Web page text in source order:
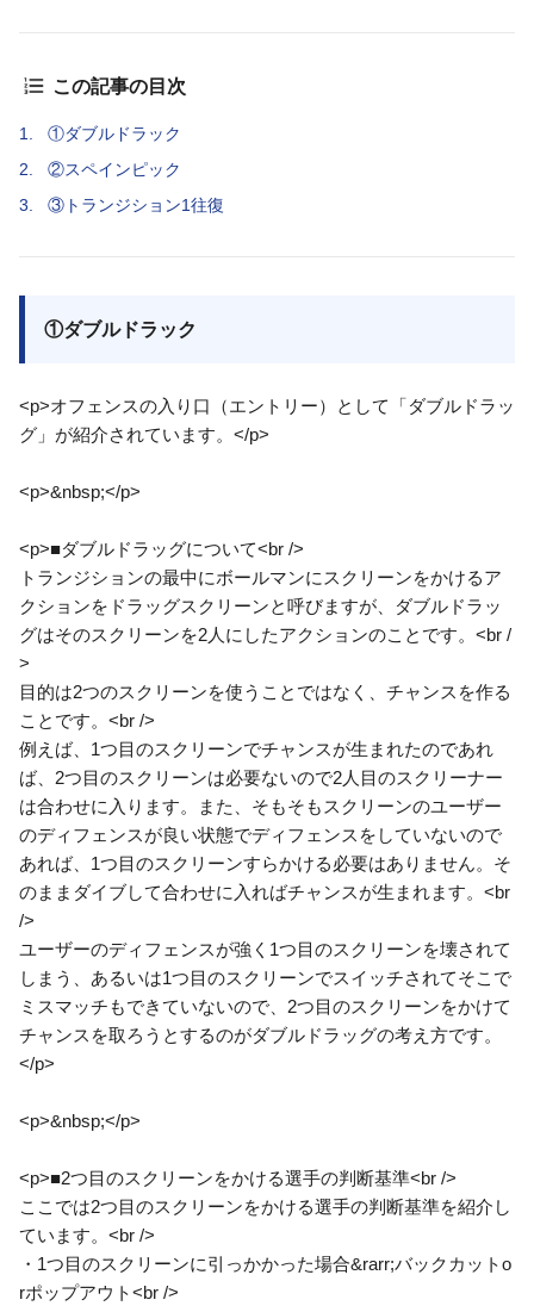
この記事の目次
1.
①ダブルドラック
2.
②スペインピック
3.
③トランジション1往復
①ダブルドラック
<p>オフェンスの入り口（エントリー）として「ダブルドラッ
グ」が紹介されています。</p>
<p>&nbsp;</p>
<p>■ダブルドラッグについて<br />
トランジションの最中にボールマンにスクリーンをかけるア
クションをドラッグスクリーンと呼びますが、ダブルドラッ
グはそのスクリーンを2人にしたアクションのことです。<br /
>
目的は2つのスクリーンを使うことではなく、チャンスを作る
ことです。<br />
例えば、1つ目のスクリーンでチャンスが生まれたのであれ
ば、2つ目のスクリーンは必要ないので2人目のスクリーナー
は合わせに入ります。また、そもそもスクリーンのユーザー
のディフェンスが良い状態でディフェンスをしていないので
あれば、1つ目のスクリーンすらかける必要はありません。そ
のままダイブして合わせに入ればチャンスが生まれます。<br
/>
ユーザーのディフェンスが強く1つ目のスクリーンを壊されて
しまう、あるいは1つ目のスクリーンでスイッチされてそこで
ミスマッチもできていないので、2つ目のスクリーンをかけて
チャンスを取ろうとするのがダブルドラッグの考え方です。
</p>
<p>&nbsp;</p>
<p>■2つ目のスクリーンをかける選手の判断基準<br />
ここでは2つ目のスクリーンをかける選手の判断基準を紹介し
ています。<br />
・1つ目のスクリーンに引っかかった場合&rarr;バックカットo
rポップアウト<br />